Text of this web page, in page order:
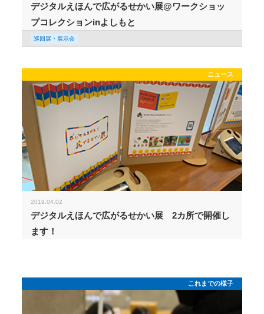
デジタルえほんで広がるせかい展@ワークショッ
プコレクションinよしもと
巡回展・展示会
ニュース
2019.04.02
デジタルえほんで広がるせかい展 2カ所で開催し
ます！
これまでの様子